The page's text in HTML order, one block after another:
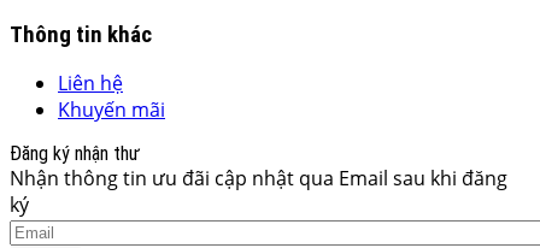
Thông tin khác
Liên hệ
Khuyến mãi
Đăng ký nhận thư
Nhận thông tin ưu đãi cập nhật qua Email sau khi đăng
ký